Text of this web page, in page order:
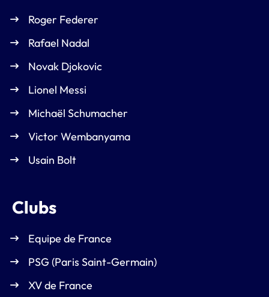
Roger Federer
Rafael Nadal
Novak Djokovic
Lionel Messi
Michaël Schumacher
Victor Wembanyama
Usain Bolt
Clubs
Equipe de France
PSG (Paris Saint-Germain)
XV de France